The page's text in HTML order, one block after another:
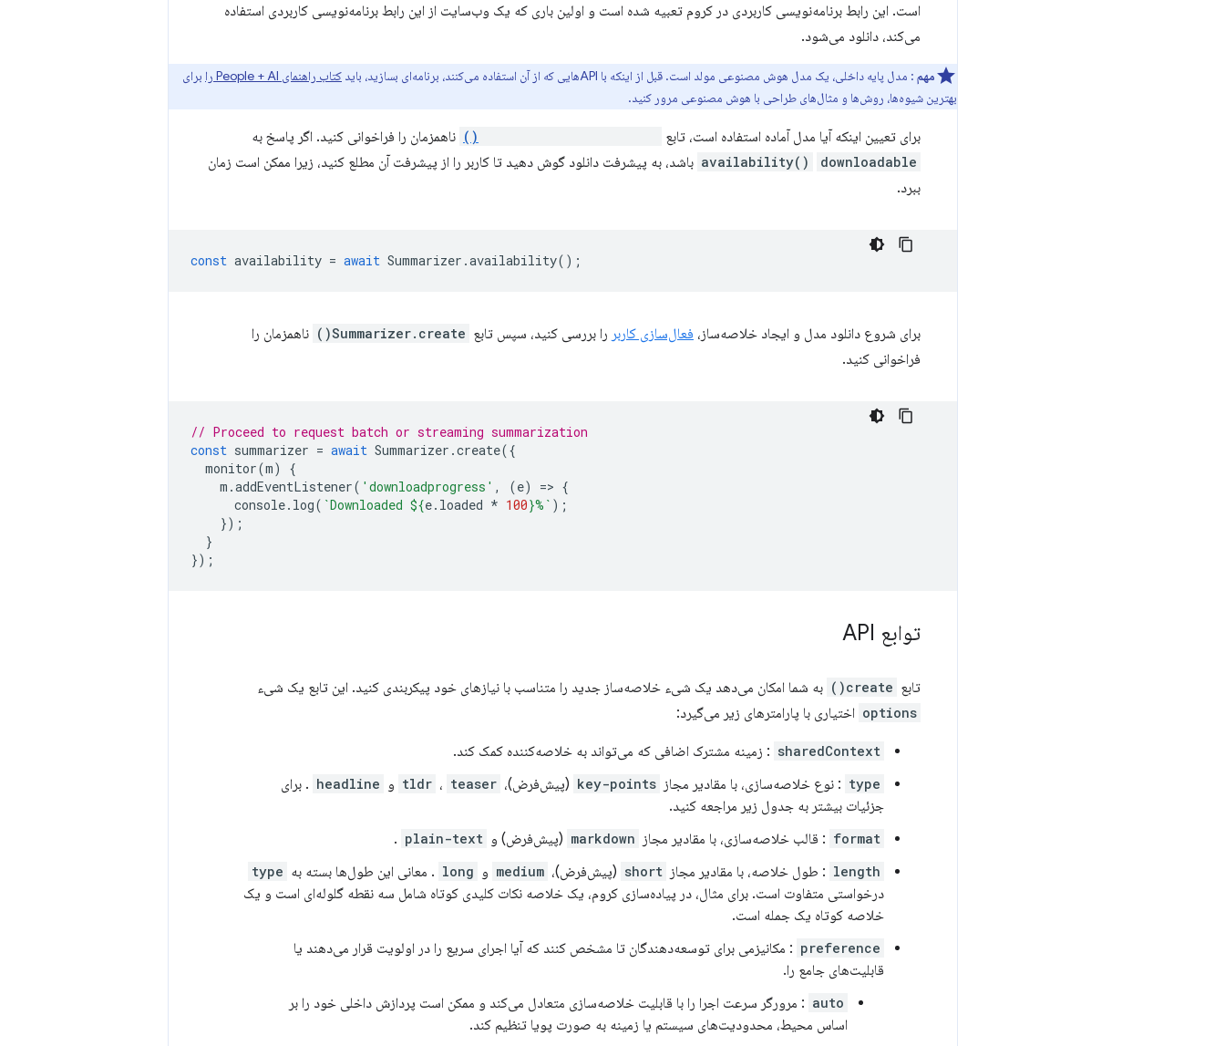
است. این رابط برنامه‌نویسی کاربردی در کروم تعبیه شده است و اولین باری که یک وب‌سایت از این رابط برنامه‌نویسی کاربردی استفاده
می‌کند، دانلود می‌شود.
مهم : مدل پایه داخلی، یک مدل هوش مصنوعی مولد است. قبل از اینکه با APIهایی که از آن استفاده می‌کنند، برنامه‌ای بسازید، باید کتاب راهنمای People + AI را
برای
بهترین شیوه‌ها، روش‌ها و مثال‌های طراحی با هوش مصنوعی مرور کنید.
برای تعیین اینکه آیا مدل آماده استفاده است، تابع ناهمزمان را فراخوانی کنید. اگر پاسخ به
availability() downloadable
باشد، به پیشرفت دانلود گوش دهید تا کاربر را از پیشرفت آن مطلع کنید، زیرا ممکن است زمان
ببرد.
const availability = await Summarizer .availability();
برای شروع دانلود مدل و ایجاد خلاصه‌ساز، فعال‌سازی کاربر را بررسی کنید، سپس تابع Summarizer.create()
ناهمزمان را
فراخوانی کنید.
// Proceed to request batch or streaming summarization
const summarizer = await Summarizer .create({
monitor(m)
{
m .addEventListener( 'downloadprogress' , (e) => {
console. log( `Downloaded ${e. loaded * 100}%` );
});
}
});
توابع API
تابع create() به شما امکان می‌دهد یک شیء خلاصه‌ساز جدید را متناسب با نیازهای خود پیکربندی کنید. این تابع یک شیء
options اختیاری با پارامترهای زیر می‌گیرد:
sharedContext : زمینه مشترک اضافی که می‌تواند به خلاصه‌کننده کمک کند.
type : نوع خلاصه‌سازی، با مقادیر مجاز key-points (پیش‌فرض)، tldr ، teaser و headline . برای
جزئیات بیشتر به جدول زیر مراجعه کنید.
format : قالب خلاصه‌سازی، با مقادیر مجاز markdown (پیش‌فرض) و plain-text
.
length : طول خلاصه، با مقادیر مجاز short (پیش‌فرض)، medium و long . معانی این طول‌ها بسته به type
درخواستی متفاوت است. برای مثال، در پیاده‌سازی کروم، یک خلاصه نکات کلیدی کوتاه شامل سه نقطه گلوله‌ای است و یک
خلاصه کوتاه یک جمله است.
preference : مکانیزمی برای توسعه‌دهندگان تا مشخص کنند که آیا اجرای سریع را در اولویت قرار می‌دهند یا
قابلیت‌های جامع را.
auto : مرورگر سرعت اجرا را با قابلیت خلاصه‌سازی متعادل می‌کند و ممکن است پردازش داخلی خود را بر
اساس محیط، محدودیت‌های سیستم یا زمینه به صورت پویا تنظیم کند.